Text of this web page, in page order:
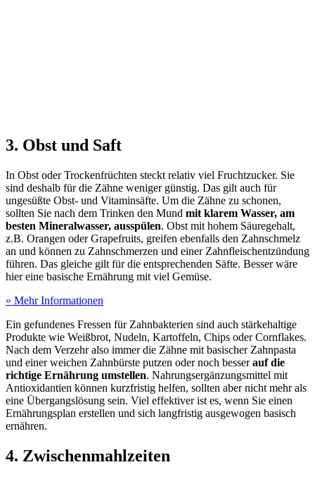
3. Obst und Saft
In Obst oder Trockenfrüchten steckt relativ viel Fruchtzucker. Sie
sind deshalb für die Zähne weniger günstig. Das gilt auch für
ungesüßte Obst- und Vitaminsäfte. Um die Zähne zu schonen,
sollten Sie nach dem Trinken den Mund mit klarem Wasser, am
besten Mineralwasser, ausspülen. Obst mit hohem Säuregehalt,
z.B. Orangen oder Grapefruits, greifen ebenfalls den Zahnschmelz
an und können zu Zahnschmerzen und einer Zahnfleischentzündung
führen. Das gleiche gilt für die entsprechenden Säfte. Besser wäre
hier eine basische Ernährung mit viel Gemüse.
» Mehr Informationen
Ein gefundenes Fressen für Zahnbakterien sind auch stärkehaltige
Produkte wie Weißbrot, Nudeln, Kartoffeln, Chips oder Cornflakes.
Nach dem Verzehr also immer die Zähne mit basischer Zahnpasta
und einer weichen Zahnbürste putzen oder noch besserauf die
richtige Ernährung umstellen. Nahrungsergänzungsmittel mit
Antioxidantien können kurzfristig helfen, sollten aber nicht mehr als
eine Übergangslösung sein. Viel effektiver ist es, wenn Sie einen
Ernährungsplan erstellen und sich langfristig ausgewogen basisch
ernähren.
4. Zwischenmahlzeiten